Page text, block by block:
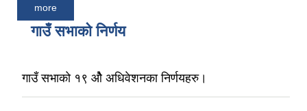
more
गाउँ सभाको निर्णय
गाउँ सभाको १९ ओै अधिवेशनका निर्णयहरु।